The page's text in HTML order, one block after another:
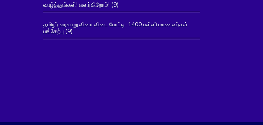
வாழ்த்துங்கள்! வளர்கிறோம்! (9)
தமிழர் வரலாறு வினா விடை போட்டி- 1400 பள்ளி மாணவர்கள்
பங்கேற்பு(9)